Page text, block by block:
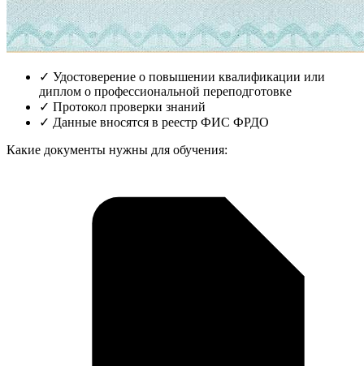
✓ Удостоверение о повышении квалификации или
диплом о профессиональной переподготовке
✓ Протокол проверки знаний
✓ Данные вносятся в реестр ФИС ФРДО
Какие документы нужны для обучения: